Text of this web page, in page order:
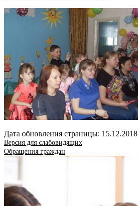
Дата обновления страницы: 15.12.2018
Версия для слабовидящих
Обращения граждан